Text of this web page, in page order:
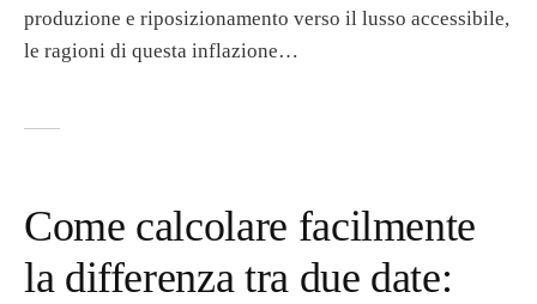
produzione e riposizionamento verso il lusso accessibile,
le ragioni di questa inflazione…
Come calcolare facilmente
la differenza tra due date: